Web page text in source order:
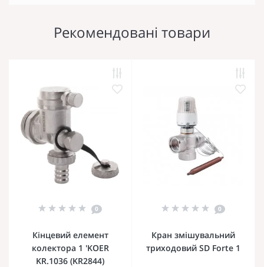
Рекомендовані товари
0
Кінцевий елемент
колектора 1 'KOER
KR.1036 (KR2844)
0
Кран змішувальний
триходовий SD Forte 1